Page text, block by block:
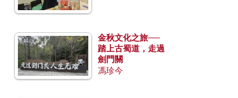
金秋文化之旅──
踏上古蜀道，走過
劍門關
馮珍今